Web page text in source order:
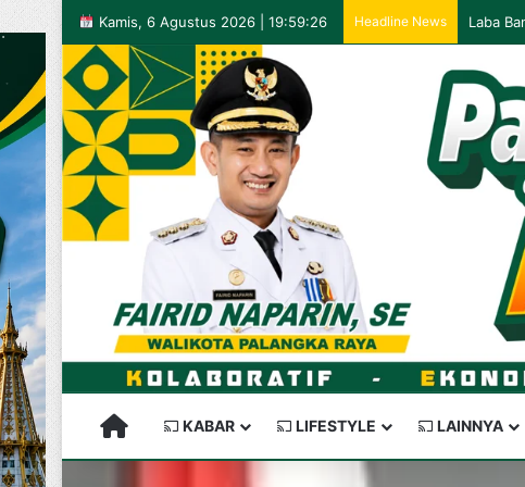
Kamis, 6 Agustus 2026 | 19:59:26 Headline News
PALANGKARAYA SEMAKIN KEREN
KABAR LIFESTYLE LAINNYA